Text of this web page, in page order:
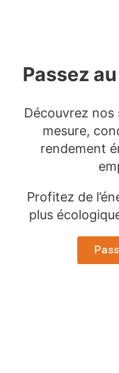
Passez
Découvrez
mesure,
rendement
Profitez de
plus